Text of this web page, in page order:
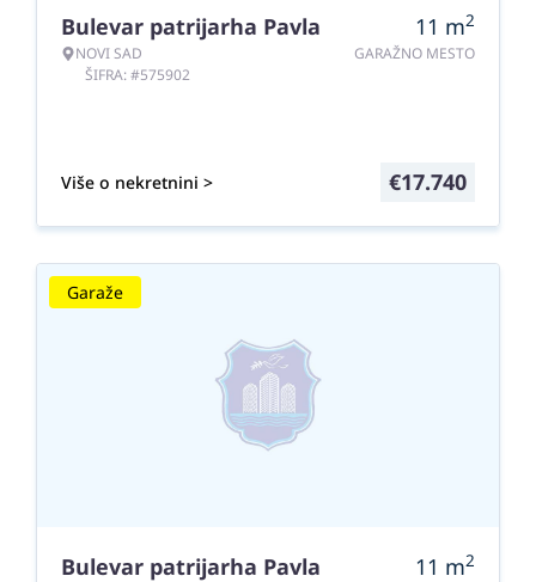
Bulevar patrijarha Pavla
NOVI SAD
ŠIFRA: #575902
11 m2
GARAŽNO MESTO
Više o nekretnini > €17.740
Garaže
Bulevar patrijarha Pavla 11 m2